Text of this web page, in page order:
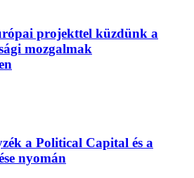
projekttel küzdünk a
mozgalmak
a Political Capital és a
nyomán